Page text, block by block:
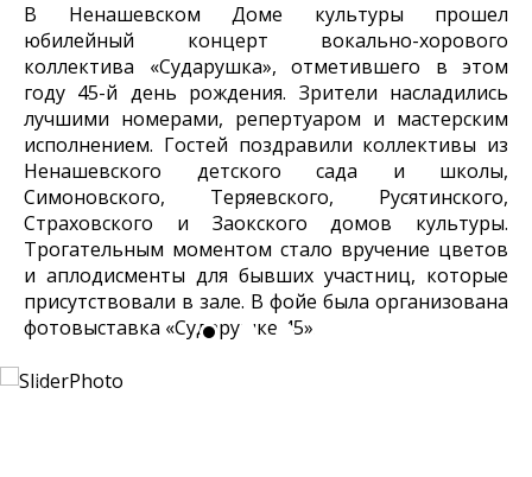
В Ненашевском Доме культуры прошел
юбилейный концерт вокально-хорового
коллектива «Сударушка», отметившего в этом
году 45-й день рождения. Зрители насладились
лучшими номерами, репертуаром и мастерским
исполнением. Гостей поздравили коллективы из
Ненашевского детского сада и школы,
Симоновского, Теряевского, Русятинского,
Страховского и Заокского домов культуры.
Трогательным моментом стало вручение цветов
и аплодисменты для бывших участниц, которые
присутствовали в зале. В фойе была организована
фотовыставка «Сударушке 45».